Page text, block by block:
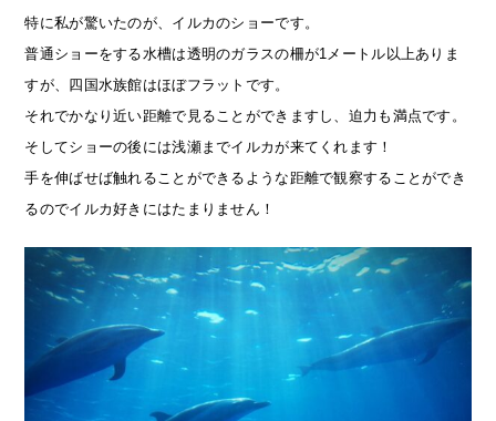
特に私が驚いたのが、イルカのショーです。
普通ショーをする水槽は透明のガラスの柵が1メートル以上ありま
すが、四国水族館はほぼフラットです。
それでかなり近い距離で見ることができますし、迫力も満点です。
そしてショーの後には浅瀬までイルカが来てくれます！
手を伸ばせば触れることができるような距離で観察することができ
るのでイルカ好きにはたまりません！